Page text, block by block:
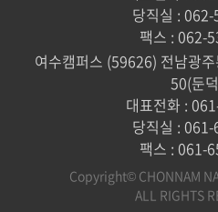
당직실 :
팩스 : 062-
여수캠퍼스 (59626) 전남광
50(둔
대표전화 :
당직실 :
팩스 : 061-
Copyright© CHONNAM
ALL RIGHTS